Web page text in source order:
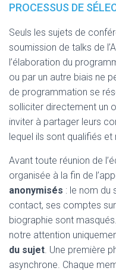
PROCESSUS DE
Seuls les sujets de
soumission de talks de
l’élaboration du
ou par un autre biais ne
de programmation se
solliciter directement un
inviter à partager leurs
lequel ils sont qualifiés et
Avant toute réunion de
organisée à la fin de
anonymisés : le nom du
contact, ses comptes
biographie sont
notre attention
du sujet. Une première
asynchrone. Chaque